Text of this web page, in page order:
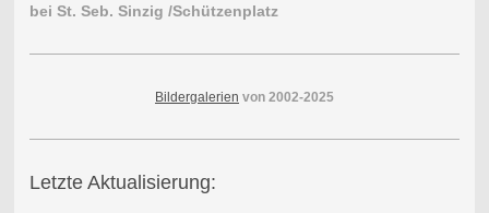
bei St. Seb. Sinzig /Schützenplatz
Bildergalerien von 2002-2025
Letzte Aktualisierung: